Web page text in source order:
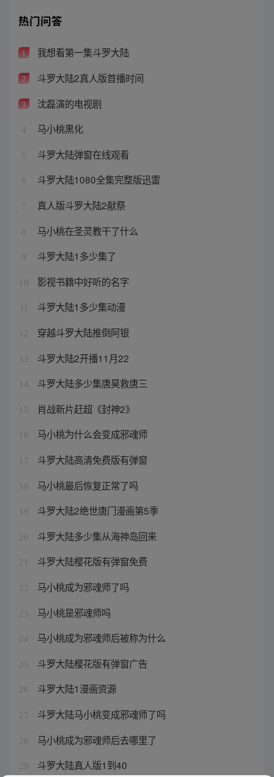
热门问答
1 我想看第一集斗罗大陆
2 斗罗大陆2真人版首播时间
3 沈磊演的电视剧
4 马小桃黑化
5 斗罗大陆弹窗在线观看
6 斗罗大陆1080全集完整版迅雷
7 真人版斗罗大陆2献祭
8 马小桃在圣灵教干了什么
9 斗罗大陆1多少集了
10 影视书籍中好听的名字
斗罗大陆1多少集动漫
12 穿越斗罗大陆推倒阿银
13 斗罗大陆2开播11月22
14 斗罗大陆多少集唐昊救唐三
15 肖战新片赶超《封神2》
16 马小桃为什么会变成邪魂师
17 斗罗大陆高清免费版有弹窗
18 马小桃最后恢复正常了吗
19 斗罗大陆2绝世唐门漫画第5季
20 斗罗大陆多少集从海神岛回来
21 斗罗大陆樱花版有弹窗免费
22 马小桃成为邪魂师了吗
23 马小桃是邪魂师吗
24 马小桃成为邪魂师后被称为什么
25 斗罗大陆樱花版有弹窗广告
26 斗罗大陆1漫画资源
27 斗罗大陆马小桃变成邪魂师了吗
28 马小桃成为邪魂师后去哪里了
29 斗罗大陆真人版1到40